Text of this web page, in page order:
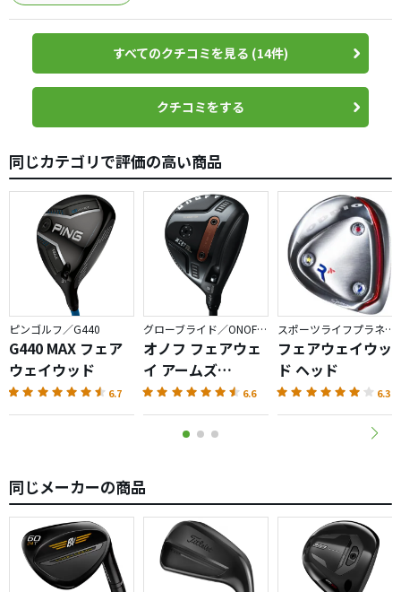
すべてのクチコミを見る (14件)
クチコミをする
同じカテゴリで評価の高い商品
ピンゴルフ／G440
G440 MAX フェア
ウェイウッド
6.7
グローブライド／ONOFF AKA
オノフ フェアウェ
イ アームズ
AKA（2026）
6.6
スポーツライフプラネッツ／RODDIO
フェアウェイウッ
ド ヘッド
6.3
同じメーカーの商品